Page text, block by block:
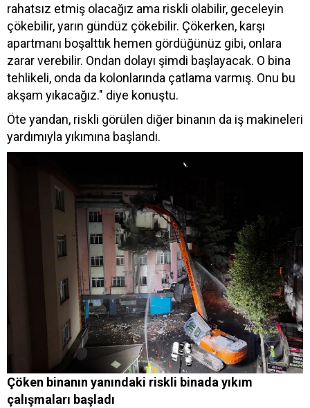
rahatsız etmiş olacağız ama riskli olabilir, geceleyin
çökebilir, yarın gündüz çökebilir. Çökerken, karşı
apartmanı boşalttık hemen gördüğünüz gibi, onlara
zarar verebilir. Ondan dolayı şimdi başlayacak. O bina
tehlikeli, onda da kolonlarında çatlama varmış. Onu bu
akşam yıkacağız." diye konuştu.
Öte yandan, riskli görülen diğer binanın da iş makineleri
yardımıyla yıkımına başlandı.
Çöken binanın yanındaki riskli binada yıkım
çalışmaları başladı